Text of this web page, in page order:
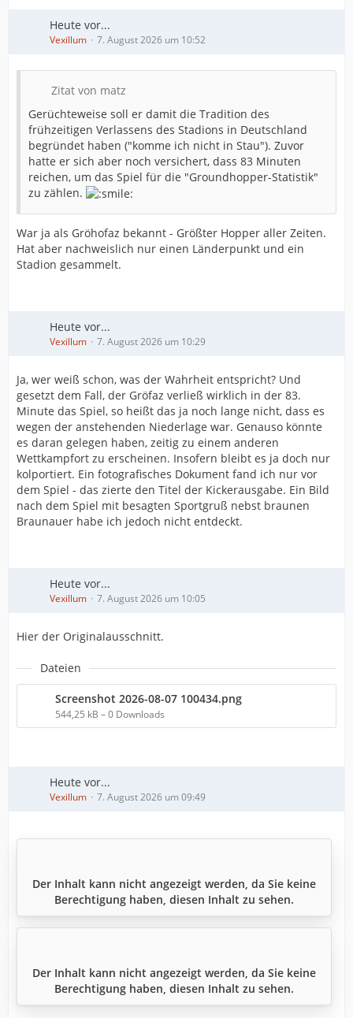
Heute vor...
Vexillum 7. August 2026 um 10:52
Zitat von matz
Gerüchteweise soll er damit die Tradition des
frühzeitigen Verlassens des Stadions in Deutschland
begründet haben ("komme ich nicht in Stau"). Zuvor
hatte er sich aber noch versichert, dass 83 Minuten
reichen, um das Spiel für die "Groundhopper-Statistik"
zu zählen.
War ja als Gröhofaz bekannt - Größter Hopper aller Zeiten.
Hat aber nachweislich nur einen Länderpunkt und ein
Stadion gesammelt.
Heute vor...
Vexillum 7. August 2026 um 10:29
Ja, wer weiß schon, was der Wahrheit entspricht? Und
gesetzt dem Fall, der Gröfaz verließ wirklich in der 83.
Minute das Spiel, so heißt das ja noch lange nicht, dass es
wegen der anstehenden Niederlage war. Genauso könnte
es daran gelegen haben, zeitig zu einem anderen
Wettkampfort zu erscheinen. Insofern bleibt es ja doch nur
kolportiert. Ein fotografisches Dokument fand ich nur vor
dem Spiel - das zierte den Titel der Kickerausgabe. Ein Bild
nach dem Spiel mit besagten Sportgruß nebst braunen
Braunauer habe ich jedoch nicht entdeckt.
Heute vor...
Vexillum 7. August 2026 um 10:05
Hier der Originalausschnitt.
Dateien
Screenshot 2026-08-07 100434.png
544,25 kB – 0 Downloads
Heute vor...
Vexillum 7. August 2026 um 09:49
Der Inhalt kann nicht angezeigt werden, da Sie keine
Berechtigung haben, diesen Inhalt zu sehen.
Der Inhalt kann nicht angezeigt werden, da Sie keine
Berechtigung haben, diesen Inhalt zu sehen.